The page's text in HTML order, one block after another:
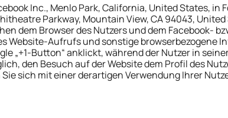
Inc., Menlo Park, California, United States, in
Parkway, Mountain View, CA 94043, United
dem Browser des Nutzers und dem Facebook-
Website-Aufrufs und sonstige browserbezogene
„+1-Button“ anklickt, während der Nutzer in
den Besuch auf der Website dem Profil des
Sie sich mit einer derartigen Verwendung Ihrer